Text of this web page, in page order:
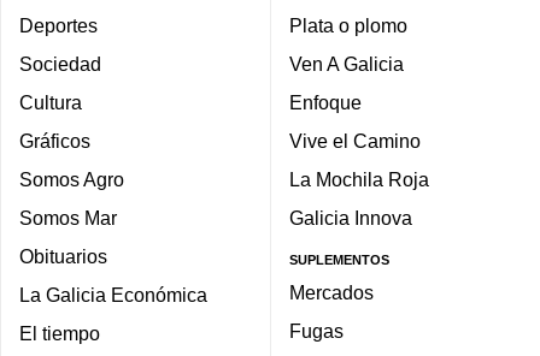
Deportes
Sociedad
Cultura
Gráficos
Somos Agro
Somos Mar
Obituarios
La Galicia Económica
El tiempo
Plata o plomo
Ven A Galicia
Enfoque
Vive el Camino
La Mochila Roja
Galicia Innova
SUPLEMENTOS
Mercados
Fugas